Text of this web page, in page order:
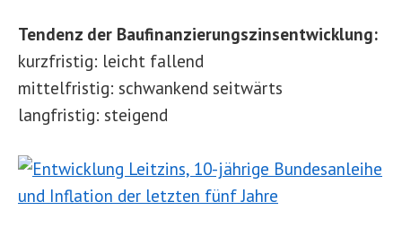
Tendenz der Baufinanzierungszinsentwicklung:
kurzfristig: leicht fallend
mittelfristig: schwankend seitwärts
langfristig: steigend